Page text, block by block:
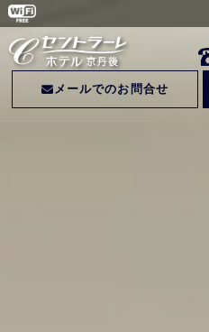
メールでのお問合せ